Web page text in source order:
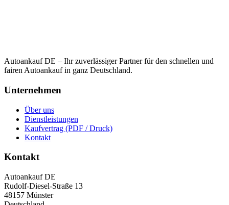
Autoankauf DE – Ihr zuverlässiger Partner für den schnellen und
fairen Autoankauf in ganz Deutschland.
Unternehmen
Über uns
Dienstleistungen
Kaufvertrag (PDF / Druck)
Kontakt
Kontakt
Autoankauf DE
Rudolf-Diesel-Straße 13
48157 Münster